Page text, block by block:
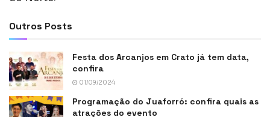
Outros Posts
Festa dos Arcanjos em Crato já tem data,
confira
01/09/2024
Programação do Juaforró: confira quais as
atrações do evento